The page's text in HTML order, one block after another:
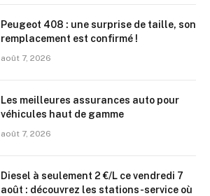
Peugeot 408 : une surprise de taille, son
remplacement est confirmé !
août 7, 2026
Les meilleures assurances auto pour
véhicules haut de gamme
août 7, 2026
Diesel à seulement 2 €/L ce vendredi 7
août : découvrez les stations-service où